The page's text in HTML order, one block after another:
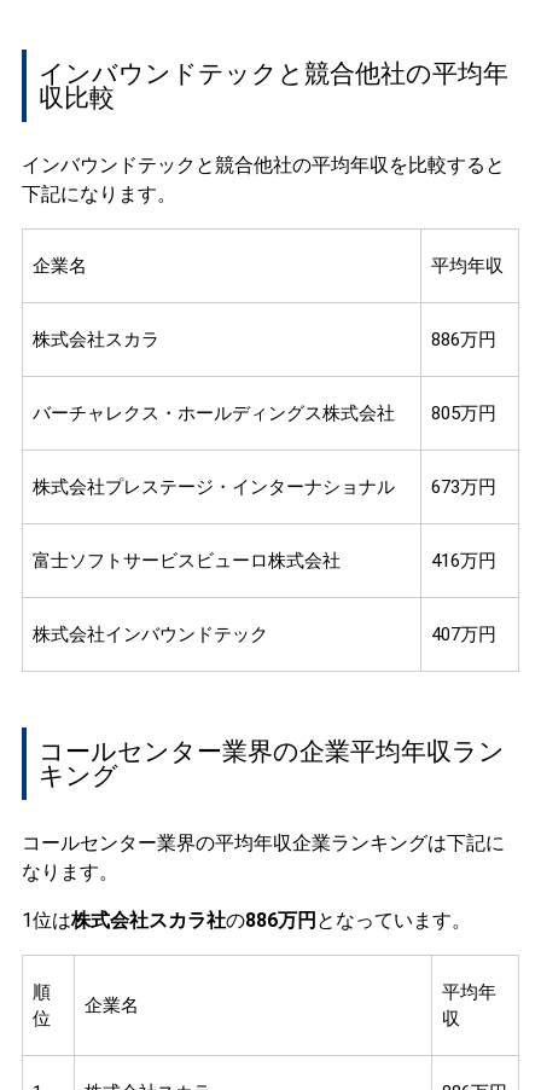
インバウンドテックと競合他社の平均年
収比較
インバウンドテックと競合他社の平均年収を比較すると
下記になります。
企業名 平均年収
株式会社スカラ 886万円
バーチャレクス・ホールディングス株式会社 805万円
株式会社プレステージ・インターナショナル 673万円
富士ソフトサービスビューロ株式会社 416万円
株式会社インバウンドテック 407万円
コールセンター業界の企業平均年収ラン
キング
コールセンター業界の平均年収企業ランキングは下記に
なります。
1位は株式会社スカラ社の886万円 となっています。
順
位
企業名
平均年
収